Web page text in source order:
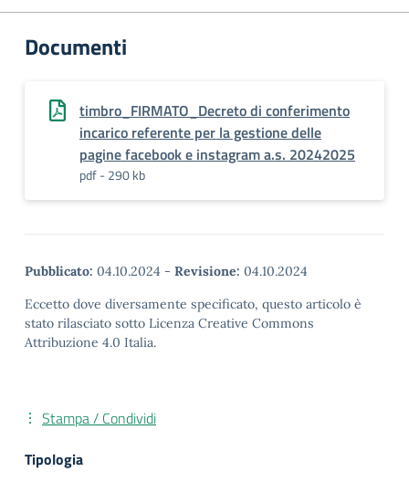
Documenti
timbro_FIRMATO_Decreto di conferimento
incarico referente per la gestione delle
pagine facebook e instagram a.s. 20242025
pdf - 290 kb
Pubblicato: 04.10.2024 - Revisione: 04.10.2024
Eccetto dove diversamente specificato, questo articolo è
stato rilasciato sotto Licenza Creative Commons
Attribuzione 4.0 Italia.
Stampa / Condividi
Tipologia